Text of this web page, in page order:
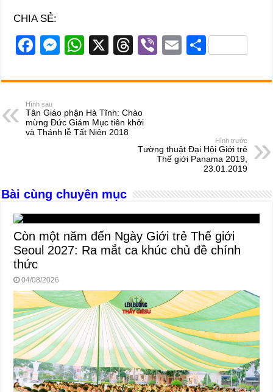
CHIA SẺ:
F
c
e
b
o
M
ss
n
g
W
at
A
p
X
T
e
d
s
Vi
er
E
ail
S
ar
Hình sau
Tân Giáo phận Hà Tĩnh: Chào
mừng Đức Giám Mục tiên khởi
và Thánh lễ Tất Niên 2018
Hình trước
Tường thuật Đại Hội Giới trẻ
Thế giới Panama 2019,
23.01.2019
Bài cùng chuyên mục
Còn một năm đến Ngày Giới trẻ Thế giới
Seoul 2027: Ra mắt ca khúc chủ đề chính
thức
04/08/2026